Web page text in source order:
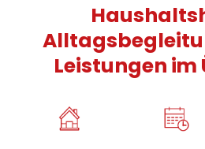
Leistungen